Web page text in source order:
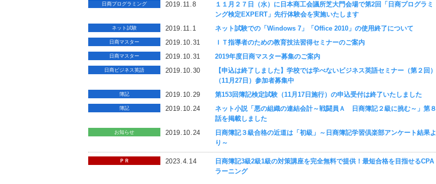
日商プログラミング 2019.11.8
１１月２７日（水）に日本商工会議所芝大門会場で第2回「日商プログラミ
ング検定EXPERT」先行体験会を実施いたします
ネット試験 2019.11.1 ネット試験での「Windows 7」「Office 2010」の使用終了について
日商マスター 2019.10.31 ＩＴ指導者のための教育技法習得セミナーのご案内
日商マスター 2019.10.31 2019年度日商マスター募集のご案内
日商ビジネス英語 2019.10.30
【申込は終了しました】学校では学べないビジネス英語セミナー（第２回）
（11月27日）参加者募集中
簿記 2019.10.29 第153回簿記検定試験（11月17日施行）の申込受付は終了いたしました
簿記 2019.10.24
ネット小説「悪の組織の連結会計～戦闘員Ａ 日商簿記２級に挑む～」第８
話を掲載しました
お知らせ 2019.10.24
日商簿記３級合格の近道は「初級」～日商簿記学習倶楽部アンケート結果よ
り～
ＰＲ 2023.4.14
日商簿記3級2級1級の対策講座を完全無料で提供！最短合格を目指せるCPA
ラーニング